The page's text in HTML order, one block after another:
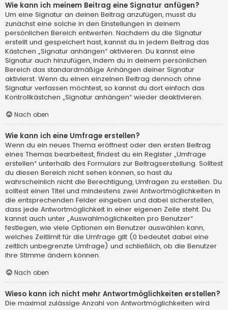
Wie kann ich meinem Beitrag eine Signatur anfügen?
Um eine Signatur an deinen Beitrag anzufügen, musst du
zunächst eine solche in den Einstellungen in deinem
persönlichen Bereich entwerfen. Nachdem du die Signatur
erstellt und gespeichert hast, kannst du in jedem Beitrag das
Kästchen „Signatur anhängen“ aktivieren. Du kannst eine
Signatur auch hinzufügen, indem du in deinem persönlichen
Bereich das standardmäßige Anhängen deiner Signatur
aktivierst. Wenn du einen einzelnen Beitrag dennoch ohne
Signatur verfassen möchtest, so kannst du dort einfach das
Kontrollkästchen „Signatur anhängen“ wieder deaktivieren.
Nach oben
Wie kann ich eine Umfrage erstellen?
Wenn du ein neues Thema eröffnest oder den ersten Beitrag
eines Themas bearbeitest, findest du ein Register „Umfrage
erstellen“ unterhalb des Formulars zur Beitragserstellung. Solltest
du diesen Bereich nicht sehen können, so hast du
wahrscheinlich nicht die Berechtigung, Umfragen zu erstellen. Du
solltest einen Titel und mindestens zwei Antwortmöglichkeiten in
die entsprechenden Felder eingeben und dabei sicherstellen,
dass jede Antwortmöglichkeit in einer eigenen Zeile steht. Du
kannst auch unter „Auswahlmöglichkeiten pro Benutzer“
festlegen, wie viele Optionen ein Benutzer auswählen kann,
welches Zeitlimit für die Umfrage gilt (0 bedeutet dabei eine
zeitlich unbegrenzte Umfrage) und schließlich, ob die Benutzer
ihre Stimme ändern können.
Nach oben
Wieso kann ich nicht mehr Antwortmöglichkeiten erstellen?
Die maximal zulässige Anzahl von Antwortmöglichkeiten wird